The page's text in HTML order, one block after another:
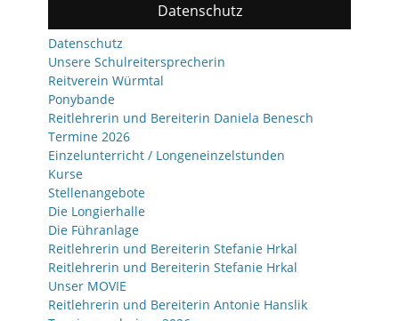
Datenschutz
Datenschutz
Unsere Schulreitersprecherin
Reitverein Würmtal
Ponybande
Reitlehrerin und Bereiterin Daniela Benesch
Termine 2026
Einzelunterricht / Longeneinzelstunden
Kurse
Stellenangebote
Die Longierhalle
Die Führanlage
Reitlehrerin und Bereiterin Stefanie Hrkal
Reitlehrerin und Bereiterin Stefanie Hrkal
Unser MOVIE
Reitlehrerin und Bereiterin Antonie Hanslik